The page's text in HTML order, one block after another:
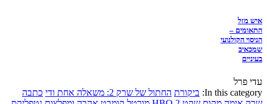
איש מזל
התאומים –
הניסוי הקולנועי
שמכאיב
בעיניים
עדי פרל
In this category: ביקורת החתול של שרק 2: משאלה אחת ודי
כתבה